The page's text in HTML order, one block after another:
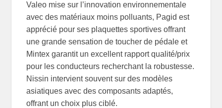
Valeo mise sur l’innovation environnementale
avec des matériaux moins polluants, Pagid est
apprécié pour ses plaquettes sportives offrant
une grande sensation de toucher de pédale et
Mintex garantit un excellent rapport qualité/prix
pour les conducteurs recherchant la robustesse.
Nissin intervient souvent sur des modèles
asiatiques avec des composants adaptés,
offrant un choix plus ciblé.